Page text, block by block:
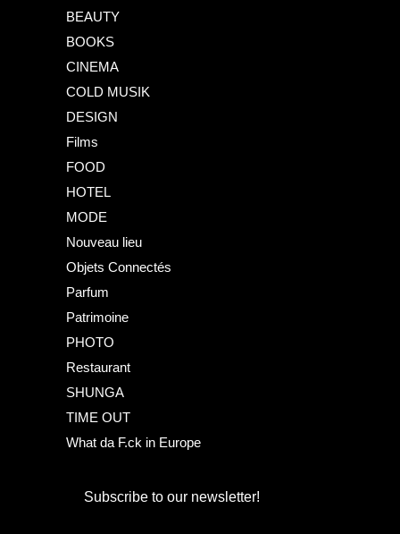
BEAUTY
BOOKS
CINEMA
COLD MUSIK
DESIGN
Films
FOOD
HOTEL
MODE
Nouveau lieu
Objets Connectés
Parfum
Patrimoine
PHOTO
Restaurant
SHUNGA
TIME OUT
What da F.ck in Europe
Subscribe to our newsletter!